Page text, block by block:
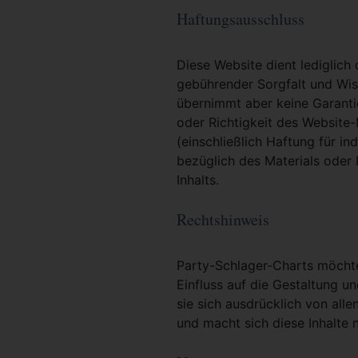
Haftungsausschluss
Diese Website dient
gebührender Sorgfalt und
übernimmt aber keine
oder Richtigkeit des
(einschließlich Haftung für
bezüglich des Materials
Inhalts.
Rechtshinweis
Party-Schlager-Charts
Einfluss auf die Gestaltung
sie sich ausdrücklich von
und macht sich diese Inhalte